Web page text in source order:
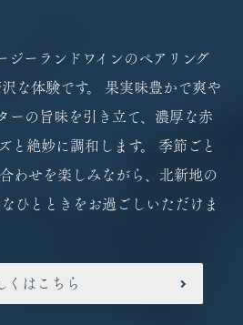
ジーランドワインのペアリング
な体験です。 果実味豊かで爽や
ーの旨味を引き立て、濃厚な赤
と絶妙に調和します。 季節ごと
わせを楽しみながら、北新地の
ひとときをお過ごしいただけま
くはこちら